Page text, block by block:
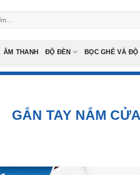
ÂM THANH ĐỘ ĐÈN BỌC GHẾ VÀ ĐỘ
GẮN TAY NẮM